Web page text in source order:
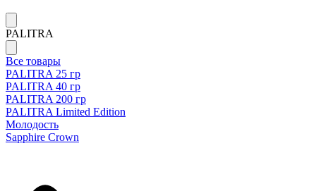
PALITRA
Все товары
PALITRA 25 гр
PALITRA 40 гр
PALITRA 200 гр
PALITRA Limited Edition
Молодость
Sapphire Crown